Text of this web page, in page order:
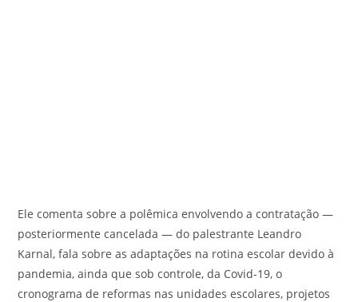
Ele comenta sobre a polêmica envolvendo a contratação —
posteriormente cancelada — do palestrante Leandro
Karnal, fala sobre as adaptações na rotina escolar devido à
pandemia, ainda que sob controle, da Covid-19, o
cronograma de reformas nas unidades escolares, projetos